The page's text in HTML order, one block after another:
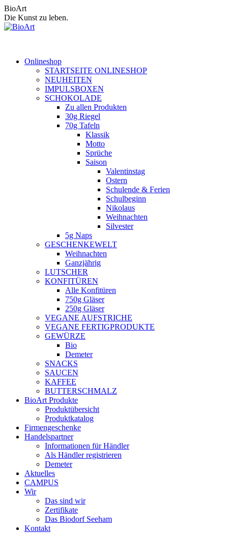
Zum
Inhalt
springen
BioArt
Die Kunst zu leben.
Onlineshop
STARTSEITE ONLINESHOP
NEUHEITEN
IMPULSBOXEN
SCHOKOLADE
Zu allen Produkten
30g Riegel
70g Tafeln
Klassik
Motto
Sprüche
Saison
Valentinstag
Ostern
Schulende & Ferien
Schulbeginn
Nikolaus
Weihnachten
Silvester
5g Naps
GESCHENKEWELT
Weihnachten
Ganzjährig
LUTSCHER
KONFITÜREN
Alle Konfitüren
750g Gläser
250g Gläser
VEGANE AUFSTRICHE
VEGANE FERTIGPRODUKTE
GEWÜRZE
Bio
Demeter
SNACKS
SAUCEN
KAFFEE
BUTTERSCHMALZ
BioArt Produkte
Produktübersicht
Produktkatalog
Firmengeschenke
Handelspartner
Informationen für Händler
Als Händler registrieren
Demeter
Aktuelles
CAMPUS
Wir
Das sind wir
Zertifikate
Das Biodorf Seeham
Kontakt